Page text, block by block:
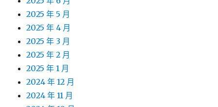
2025 年 5 月
2025 年 4 月
2025 年 3 月
2025 年 2 月
2025 年 1 月
2024 年 12 月
2024 年 11 月